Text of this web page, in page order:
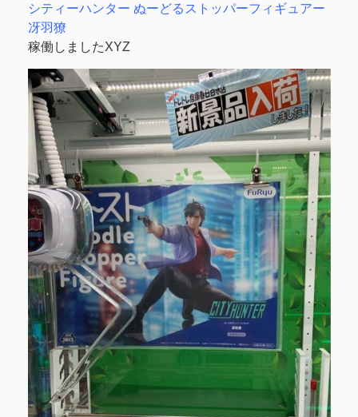
シティーハンター ぬーどるストッパーフィギュアー
冴羽獠
稼働しましたXYZ